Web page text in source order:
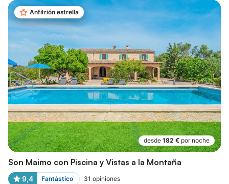
Anfitrión estrella
desde 182 € por noche
Son Maimo con Piscina y Vistas a la Montaña
9,4 Fantástico 31 opiniones